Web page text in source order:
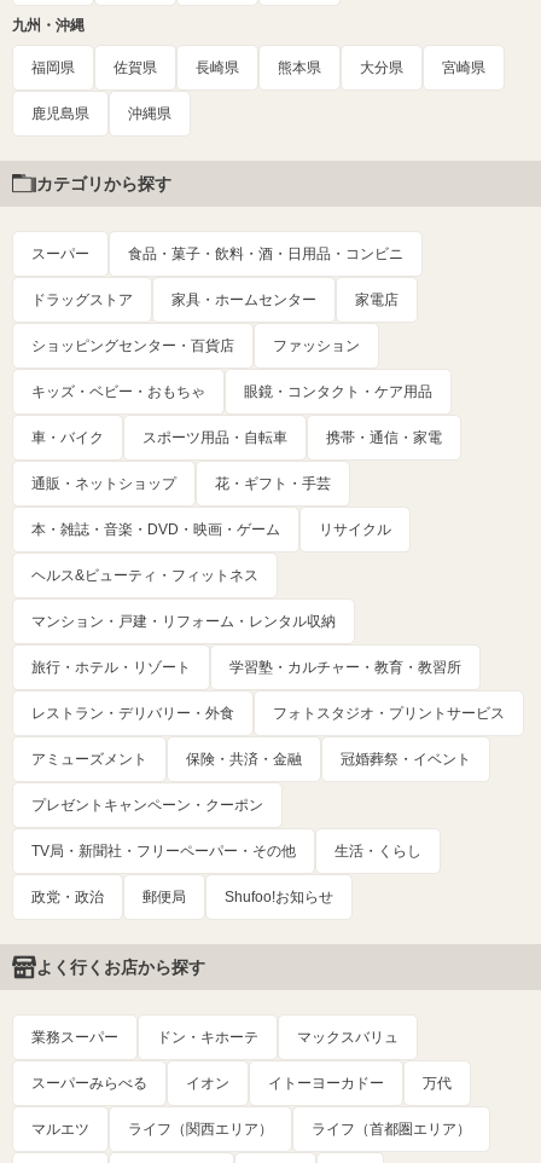
九州・沖縄
福岡県 佐賀県 長崎県 熊本県 大分県 宮崎県
鹿児島県 沖縄県
カテゴリから探す
スーパー 食品・菓子・飲料・酒・日用品・コンビニ
ドラッグストア 家具・ホームセンター 家電店
ショッピングセンター・百貨店 ファッション
キッズ・ベビー・おもちゃ 眼鏡・コンタクト・ケア用品
車・バイク スポーツ用品・自転車 携帯・通信・家電
通販・ネットショップ 花・ギフト・手芸
本・雑誌・音楽・DVD・映画・ゲーム リサイクル
ヘルス&ビューティ・フィットネス
マンション・戸建・リフォーム・レンタル収納
旅行・ホテル・リゾート 学習塾・カルチャー・教育・教習所
レストラン・デリバリー・外食 フォトスタジオ・プリントサービス
アミューズメント 保険・共済・金融 冠婚葬祭・イベント
プレゼントキャンペーン・クーポン
TV局・新聞社・フリーペーパー・その他 生活・くらし
政党・政治 郵便局 Shufoo!お知らせ
よく行くお店から探す
業務スーパー ドン・キホーテ マックスバリュ
スーパーみらべる イオン イトーヨーカドー 万代
マルエツ ライフ（関西エリア） ライフ（首都圏エリア）